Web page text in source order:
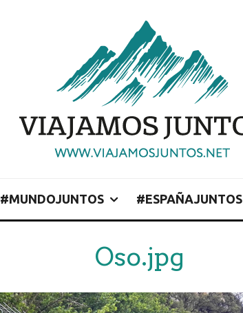
#MUNDOJUNTOS #ESPAÑAJUNTOS
Oso.jpg